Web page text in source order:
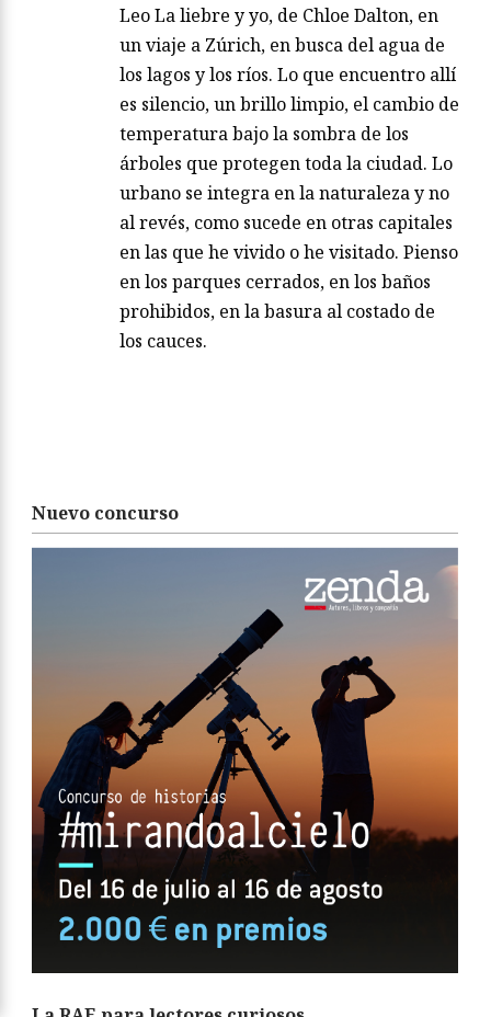
Leo La liebre y yo, de Chloe Dalton, en
un viaje a Zúrich, en busca del agua de
los lagos y los ríos. Lo que encuentro allí
es silencio, un brillo limpio, el cambio de
temperatura bajo la sombra de los
árboles que protegen toda la ciudad. Lo
urbano se integra en la naturaleza y no
al revés, como sucede en otras capitales
en las que he vivido o he visitado. Pienso
en los parques cerrados, en los baños
prohibidos, en la basura al costado de
los cauces.
Nuevo concurso